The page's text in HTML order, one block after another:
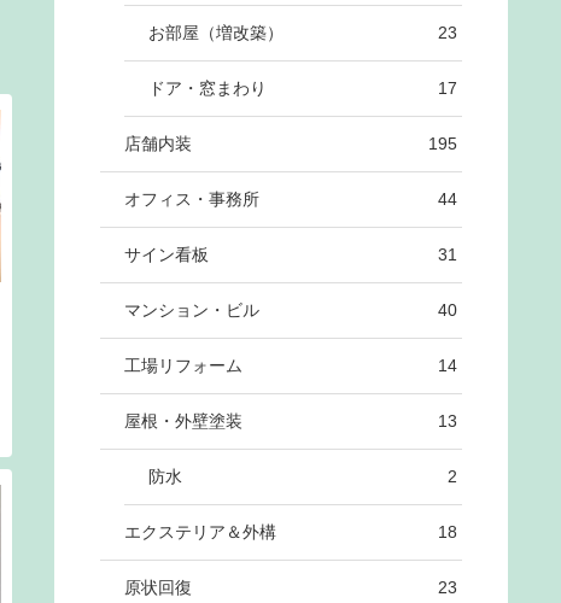
お部屋（増改築） 23
ドア・窓まわり 17
店舗内装 195
オフィス・事務所 44
サイン看板 31
マンション・ビル 40
工場リフォーム 14
屋根・外壁塗装 13
防水 2
エクステリア＆外構 18
原状回復 23